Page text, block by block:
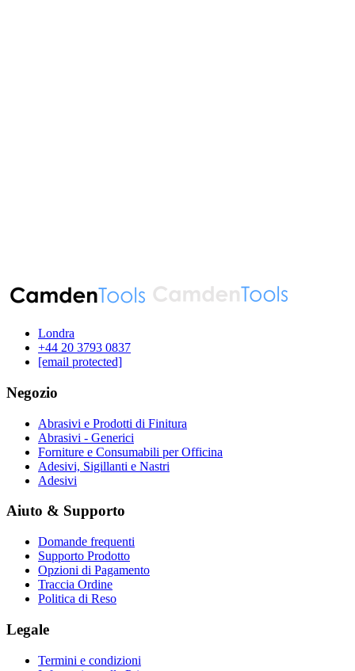
Londra
‪+44 20 3793 0837‬
[email protected]
Negozio
Abrasivi e Prodotti di Finitura
Abrasivi - Generici
Forniture e Consumabili per Officina
Adesivi, Sigillanti e Nastri
Adesivi
Aiuto & Supporto
Domande frequenti
Supporto Prodotto
Opzioni di Pagamento
Traccia Ordine
Politica di Reso
Legale
Termini e condizioni